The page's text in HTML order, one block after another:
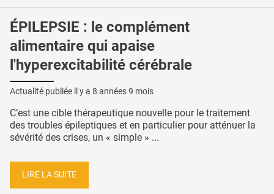
ÉPILEPSIE : le complément
alimentaire qui apaise
l'hyperexcitabilité cérébrale
Actualité publiée il y a 8 années 9 mois
C’est une cible thérapeutique nouvelle pour le traitement
des troubles épileptiques et en particulier pour atténuer la
sévérité des crises, un « simple » ...
LIRE LA SUITE